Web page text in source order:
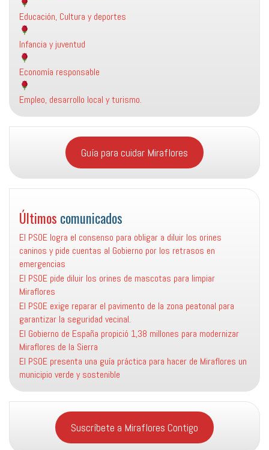
Educación, Cultura y deportes
Infancia y juventud
Economía responsable
Empleo, desarrollo local y turismo.
Guía para cuidar Miraflores
Últimos comunicados
El PSOE logra el consenso para obligar a diluir los orines
caninos y pide cuentas al Gobierno por los retrasos en
emergencias
El PSOE pide diluir los orines de mascotas para limpiar
Miraflores
El PSOE exige reparar el pavimento de la zona peatonal para
garantizar la seguridad vecinal.
El Gobierno de España propició 1,38 millones para modernizar
Miraflores de la Sierra
El PSOE presenta una guía práctica para hacer de Miraflores un
municipio verde y sostenible
Suscríbete a Miraflores Contigo